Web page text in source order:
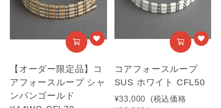
【オーダー限定品】コ
アフォースループ シャ
ンパンゴールド
コアフォースループ
SUS ホワイト CFL50
¥33,000
(税込価格